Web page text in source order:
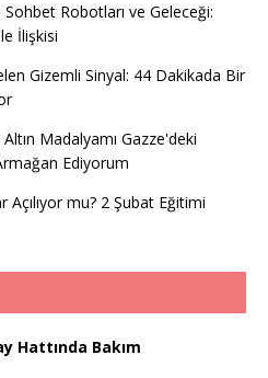
Robotları ve Geleceği:
İlişkisi
Gizemli Sinyal: 44 Dakikada Bir
Madalyamı Gazze'deki
Ediyorum
Açılıyor mu? 2 Şubat Eğitimi
Hattında Bakım